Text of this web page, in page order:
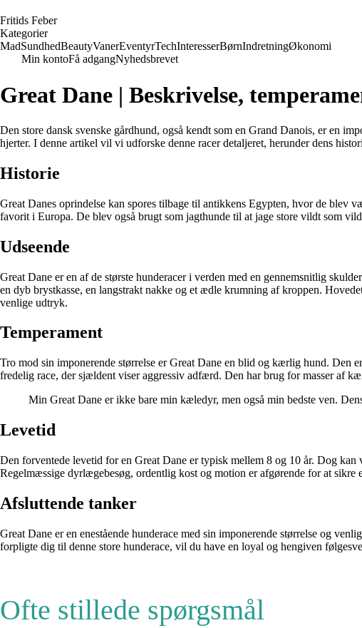
Fritids Feber
Kategorier
MadSundhedBeautyVanerEventyrTechInteresserBørnIndretningØkonomi
Min kontoFå adgangNyhedsbrevet
Great Dane | Beskrivelse,
Den store dansk svenske gårdhund, også kendt som en Grand Danois, er en
hjerter. I denne artikel vil vi udforske denne racer detaljeret, herunder dens
Historie
Great Danes oprindelse kan spores tilbage til antikkens Egypten, hvor de blev
favorit i Europa. De blev også brugt som jagthunde til at jage store vildt som
Udseende
Great Dane er en af ​​de største hunderacer i verden med en gennemsnitlig
en dyb brystkasse, en langstrakt nakke og et ædle krumning af kroppen.
venlige udtryk.
Temperament
Tro mod sin imponerende størrelse er Great Dane en blid og kærlig hund.
fredelig race, der sjældent viser aggressiv adfærd. Den har brug for masser af
Min Great Dane er ikke bare min kæledyr, men også min bedste ven.
Levetid
Den forventede levetid for en Great Dane er typisk mellem 8 og 10 år. Dog
Regelmæssige dyrlægebesøg, ordentlig kost og motion er afgørende for at sikre
Afsluttende tanker
Great Dane er en enestående hunderace med sin imponerende størrelse og
forpligte dig til denne store hunderace, vil du have en loyal og hengiven
Ofte stillede spørgsmål